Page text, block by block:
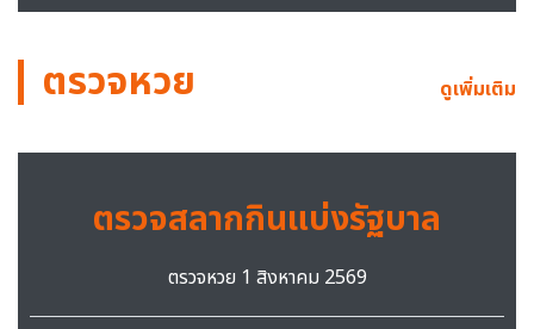
ตรวจหวย ดูเพิ่มเติม
ตรวจสลากกินแบ่งรัฐบาล
ตรวจหวย 1 สิงหาคม 2569